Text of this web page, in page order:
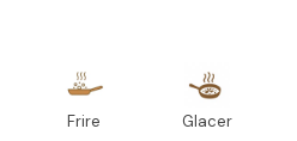
Frire Glacer